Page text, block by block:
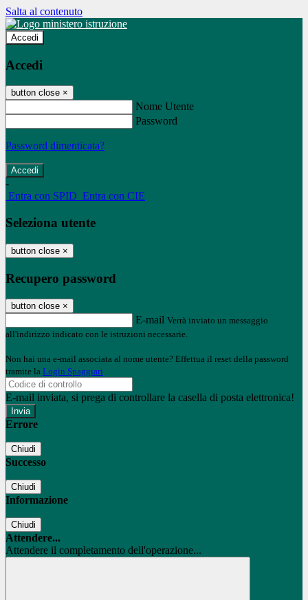
Salta al contenuto
Accedi
Accedi
button close ×
Nome Utente
Password
Password dimenticata?
-
Entra con SPID Entra con CIE
Seleziona utente
button close ×
Recupero password
button close ×
E-mail Verrà inviato un messaggio
all'indirizzo indicato con le istruzioni necessarie.
Non hai una e-mail associata al nome utente? Effettua il reset della password
tramite la Login Spaggiari
E-mail inviata, si prega di controllare la casella di posta elettronica!
Errore
Chiudi
Successo
Chiudi
Informazione
Chiudi
Attendere...
Attendere il completamento dell'operazione...